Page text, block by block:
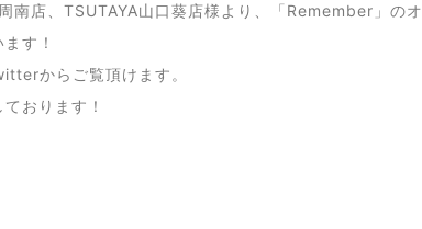
南店、TSUTAYA山口葵店様より、「Remember」の
す！
からご覧頂けます。
おります！